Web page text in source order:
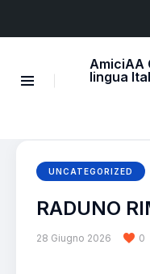
AmiciAA
lingua
UNCATEGORIZED
RADUNO
28 Giugno 2026 0